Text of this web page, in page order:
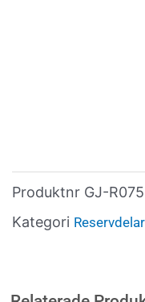
Produktnr GJ-
Kategori